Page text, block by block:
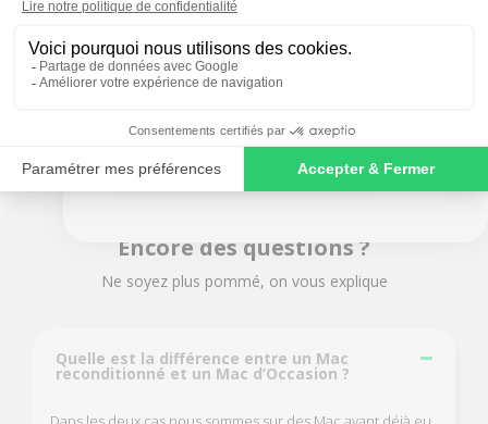
Encore des questions ?
Ne soyez plus pommé, on vous explique
Quelle est la différence entre un Mac
reconditionné et un Mac d’Occasion ?
SIGN ME UP!
NO, THANKS